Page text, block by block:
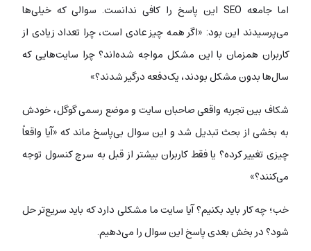
اما جامعه SEO این پاسخ را کافی ندانست. سوالی که خیلی‌ها
می‌پرسیدند این بود: «اگر همه چیز عادی است، چرا تعداد زیادی از
کاربران همزمان با این مشکل مواجه شده‌اند؟ چرا سایت‌هایی که
سال‌ها بدون مشکل بودند، یک‌دفعه درگیر شدند؟»
شکاف بین تجربه واقعی صاحبان سایت و موضع رسمی گوگل، خودش
به بخشی از بحث تبدیل شد و این سوال بی‌پاسخ ماند که «آیا واقعاً
چیزی تغییر کرده؟ یا فقط کاربران بیشتر از قبل به سرچ کنسول توجه
می‌کنند؟»
خب؛ چه کار باید بکنیم؟ آیا سایت ما مشکلی دارد که باید سریع‌تر حل
شود؟ در بخش بعدی پاسخ این سوال را می‌دهیم.